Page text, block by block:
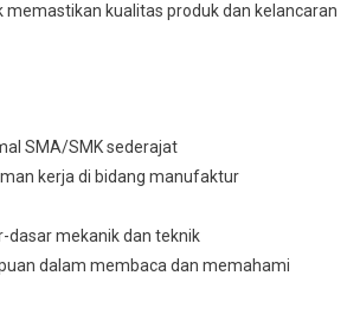
memastikan kualitas produk dan kelancaran
SMA/SMK sederajat
kerja di bidang manufaktur
dasar mekanik dan teknik
dalam membaca dan memahami